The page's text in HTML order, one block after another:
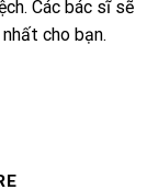
Các bác sĩ sẽ
cho bạn.